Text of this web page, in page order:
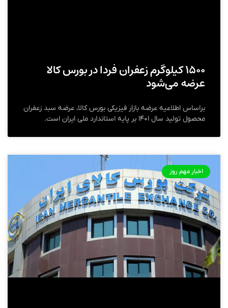
۱۵۰۰ کیلوگرم زعفران فردا در بورس کالا
عرضه می‌شود
براساس اطلاعیه عرضه بازار فیزیکی بورس کالا، عرضه سبد زعفران
محصول تولید سال ۱۴۰۱ بر پایه استاندارد ملی ایران است.
اخبار مهم روز